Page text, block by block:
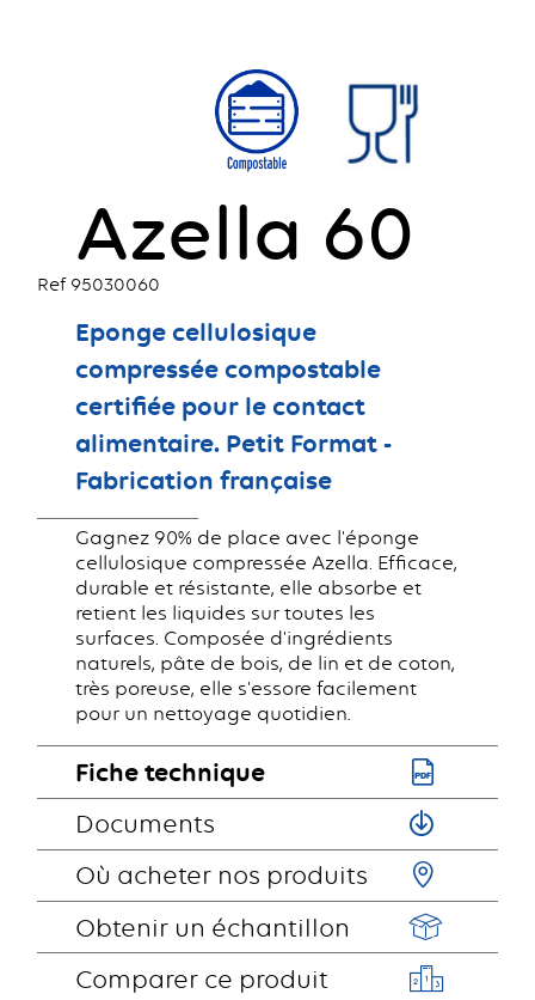
Azella 60
Ref 95030060
Eponge cellulosique
compressée compostable
certifiée pour le contact
alimentaire. Petit Format -
Fabrication française
Gagnez 90% de place avec l'éponge
cellulosique compressée Azella. Efficace,
durable et résistante, elle absorbe et
retient les liquides sur toutes les
surfaces. Composée d'ingrédients
naturels, pâte de bois, de lin et de coton,
très poreuse, elle s'essore facilement
pour un nettoyage quotidien.
Fiche technique
Documents
Où acheter nos produits
Obtenir un échantillon
Comparer ce produit